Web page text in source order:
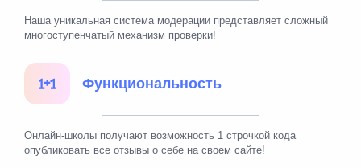
Наша уникальная система модерации представляет сложный
многоступенчатый механизм проверки!
Функциональность
Онлайн-школы получают возможность 1 строчкой кода
опубликовать все отзывы о себе на своем сайте!